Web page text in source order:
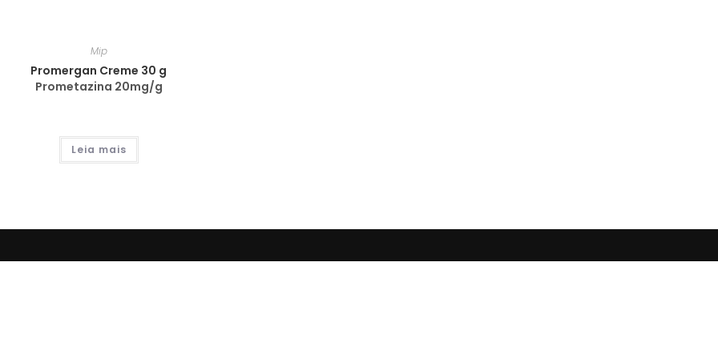
Mip
Promergan Creme 30 g
Prometazina 20mg/g
Leia mais